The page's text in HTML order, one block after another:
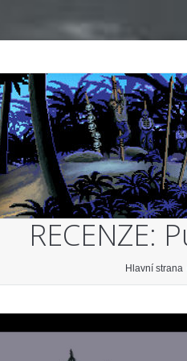
RECENZE:
Hlavní strana